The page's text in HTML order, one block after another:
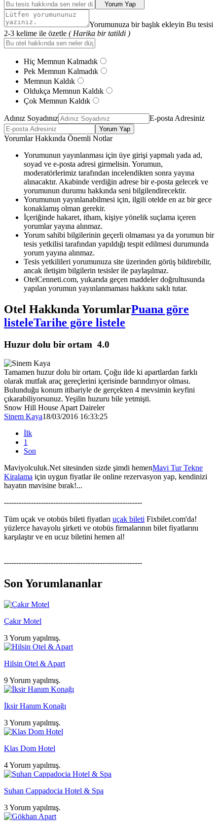
Yorum Yap
Yorumunuza bir başlık ekleyin Bu tesisi
2-3 kelime ile özetle ( Harika bir tatildi )
Hiç Memnun Kalmadık
Pek Memnun Kalmadık
Memnun Kaldık
Oldukça Memnun Kaldık
Çok Memnun Kaldık
Adınız Soyadınız E-posta Adresiniz
Yorum Yap
Yorumlar Hakkında Önemli Notlar
Yorumunun yayınlanması için üye girişi yapmalı yada ad,
soyad ve e-posta adresi girmelisin. Yorumun,
moderatörlerimiz tarafından incelendikten sonra yayına
alınacaktır. Akabinde verdiğin adrese bir e-posta gelecek ve
yorumunun durumu hakkında seni bilgilendirecektir.
Yorumunun yayınlanabilmesi için, ilgili otelde en az bir gece
konaklamış olman gerekir.
İçeriğinde hakaret, itham, kişiye yönelik suçlama içeren
yorumlar yayına alınmaz.
Yorum sahibi bilgilerinin geçerli olmaması ya da yorumun bir
tesis yetkilisi tarafından yapıldığı tespit edilmesi durumunda
yorum yayına alınmaz.
Tesis yetkilileri yorumunuza site üzerinden görüş bildirebilir,
ancak iletişim bilgilerin tesisler ile paylaşılmaz.
OtelCenneti.com, yukarıda geçen maddeler doğrultusunda
yapılan yorumun yayınlanmaması hakkını saklı tutar.
Otel Hakkında YorumlarPuana göre
listeleTarihe göre listele
Huzur dolu bir ortam 4.0
Tamamen huzur dolu bir ortam. Çoğu ilde ki apartlardan farklı
olarak mutfak araç gereçlerini içerisinde barındırıyor olması.
Bulunduğu konum itibariyle de gerçekten 4 mevsimin keyfini
çıkarabiliyorsunuz. Yeşilin huzuru bile yetmişti.
Snow Hill House Apart Daireler
Sinem Kaya18/03/2016 16:33:25
İlk
1
Son
Maviyolculuk.Net sitesinden sizde şimdi hemenMavi Tur Tekne
Kiralama için uygun fiyatlar ile online rezervasyon yap, kendinizi
hayatın mavisine bırak!...
--------------------------------------------------------
Tüm uçak ve otobüs bileti fiyatları uçak bileti Fixbilet.com'da!
yüzlerce havayolu şirketi ve otobüs firmalarının bilet fiyatlarını
karşılaştır ve en ucuz biletini hemen al!
--------------------------------------------------------
Son Yorumlananlar
Çakır Motel
3 Yorum yapılmış.
Hilsin Otel & Apart
9 Yorum yapılmış.
İksir Hanım Konağı
3 Yorum yapılmış.
Klas Dom Hotel
4 Yorum yapılmış.
Suhan Cappadocia Hotel & Spa
3 Yorum yapılmış.